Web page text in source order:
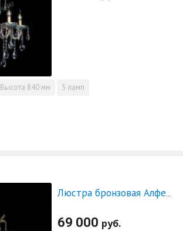
Высота 840 мм 5 ламп
Люстра бронзовая Алфея №5 "Малахит" шар
69 000 руб.